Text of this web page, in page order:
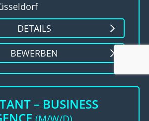
DETAILS
BEWERBEN
– BUSINESS